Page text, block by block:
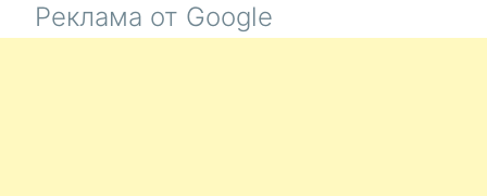
Реклама от Google